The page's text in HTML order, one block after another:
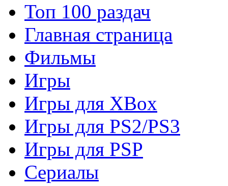
Топ 100 раздач
Главная страница
Фильмы
Игры
Игры для XBox
Игры для PS2/PS3
Игры для PSP
Сериалы